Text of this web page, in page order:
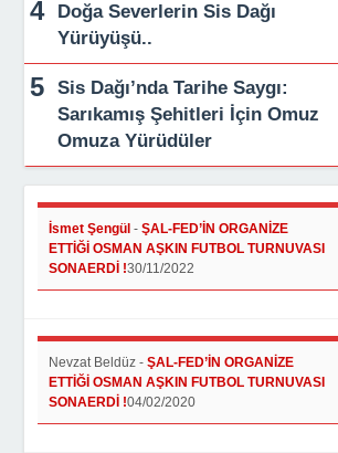
Doğa Severlerin Sis Dağı
Yürüyüşü..
Sis Dağı’nda Tarihe Saygı:
Sarıkamış Şehitleri İçin Omuz
Omuza Yürüdüler
İsmet Şengül - ŞAL-FED’İN ORGANİZE
ETTİĞİ OSMAN AŞKIN FUTBOL TURNUVASI
SONAERDİ !30/11/2022
Nevzat Beldüz - ŞAL-FED’İN ORGANİZE
ETTİĞİ OSMAN AŞKIN FUTBOL TURNUVASI
SONAERDİ !04/02/2020